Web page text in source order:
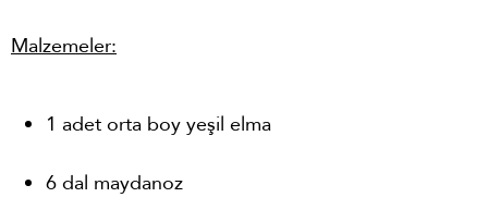
Malzemeler:
1 adet orta boy yeşil elma
6 dal maydanoz